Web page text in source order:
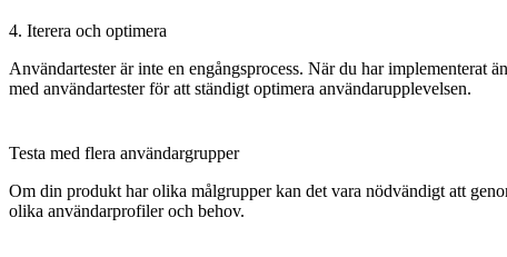
4. Iterera och optimera
Användartester är inte en engångsprocess. När du har implementerat
med användartester för att ständigt optimera användarupplevelsen.
Testa med flera användargrupper
Om din produkt har olika målgrupper kan det vara nödvändigt att
olika användarprofiler och behov.